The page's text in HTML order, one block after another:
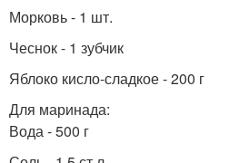
Морковь - 1 шт.
Чеснок - 1 зубчик
Яблоко кисло-сладкое - 200 г
Для маринада:
Вода - 500 г